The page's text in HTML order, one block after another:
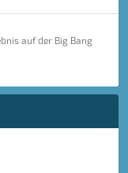
auf der Big Bang